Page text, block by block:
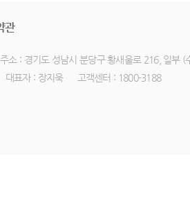
관
주소 : 경기도 성남시 분당구 황새울로 216, 일부 (
대표자 : 장지욱 고객센터 : 1800-3188